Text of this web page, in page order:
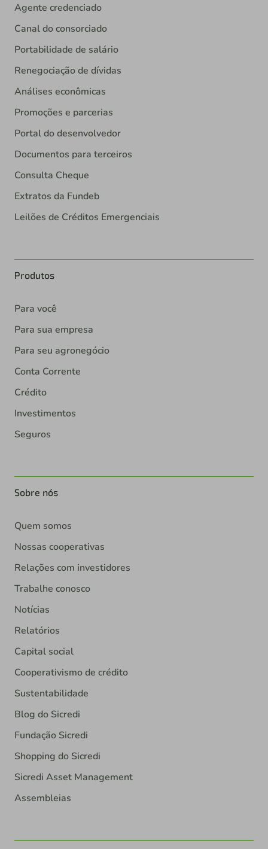
Agente credenciado
Canal do consorciado
Portabilidade de salário
Renegociação de dívidas
Análises econômicas
Promoções e parcerias
Portal do desenvolvedor
Documentos para terceiros
Consulta Cheque
Extratos da Fundeb
Leilões de Créditos Emergenciais
Produtos
Para você
Para sua empresa
Para seu agronegócio
Conta Corrente
Crédito
Investimentos
Seguros
Sobre nós
Quem somos
Nossas cooperativas
Relações com investidores
Trabalhe conosco
Notícias
Relatórios
Capital social
Cooperativismo de crédito
Sustentabilidade
Blog do Sicredi
Fundação Sicredi
Shopping do Sicredi
Sicredi Asset Management
Assembleias